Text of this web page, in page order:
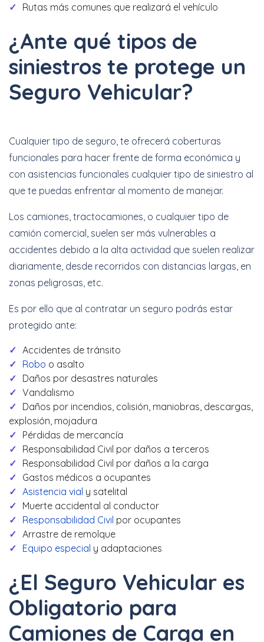
Rutas más comunes que realizará el vehículo
¿Ante qué tipos de
siniestros te protege un
Seguro Vehicular?
Cualquier tipo de seguro, te ofrecerá coberturas
funcionales para hacer frente de forma económica y
con asistencias funcionales cualquier tipo de siniestro al
que te puedas enfrentar al momento de manejar.
Los camiones, tractocamiones, o cualquier tipo de
camión comercial, suelen ser más vulnerables a
accidentes debido a la alta actividad que suelen realizar
diariamente, desde recorridos con distancias largas, en
zonas peligrosas, etc.
Es por ello que al contratar un seguro podrás estar
protegido ante:
Accidentes de tránsito
Robo o asalto
Daños por desastres naturales
Vandalismo
Daños por incendios, colisión, maniobras, descargas,
explosión, mojadura
Pérdidas de mercancía
Responsabilidad Civil por daños a terceros
Responsabilidad Civil por daños a la carga
Gastos médicos a ocupantes
Asistencia vial y satelital
Muerte accidental al conductor
Responsabilidad Civil por ocupantes
Arrastre de remolque
Equipo especial y adaptaciones
¿El Seguro Vehicular es
Obligatorio para
Camiones de Carga en